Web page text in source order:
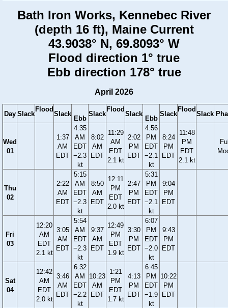
Bath Iron Works, Kennebec River
(depth 16 ft), Maine Current
43.9038° N, 69.8093° W
Flood direction 1° true
Ebb direction 178° true
April 2026
Day Slack
Flood
Slack
Ebb
Slack
Flood
Slack
Ebb
Slack
Flood
Slack
Wed
01
1:37
AM
EDT
4:35
AM
EDT
−2.3
kt
8:02
AM
EDT
11:29
AM
EDT
2.1 kt
2:02
PM
EDT
4:56
PM
EDT
−2.1
kt
8:24
PM
EDT
11:48
PM
EDT
2.1 kt
Thu
02
2:22
AM
EDT
5:15
AM
EDT
−2.3
kt
8:50
AM
EDT
12:11
PM
EDT
2.0 kt
2:47
PM
EDT
5:31
PM
EDT
−2.1
kt
9:04
PM
EDT
Fri
03
12:20
AM
EDT
2.1 kt
3:05
AM
EDT
5:54
AM
EDT
−2.3
kt
9:37
AM
EDT
12:49
PM
EDT
1.9 kt
3:30
PM
EDT
6:07
PM
EDT
−2.0
kt
9:43
PM
EDT
Sat
04
12:42
AM
EDT
2.0 kt
3:46
AM
EDT
6:32
AM
EDT
−2.2
kt
10:23
AM
EDT
1:21
PM
EDT
1.7 kt
4:13
PM
EDT
6:45
PM
EDT
−1.9
kt
10:22
PM
EDT